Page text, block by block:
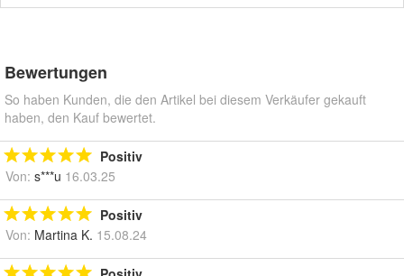
Bewertungen
So haben Kunden, die den Artikel bei diesem Verkäufer gekauft
haben, den Kauf bewertet.
Positiv
Von: s***u 16.03.25
Positiv
Von: Martina K. 15.08.24